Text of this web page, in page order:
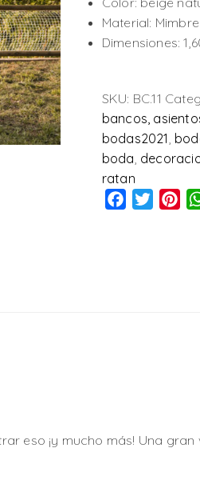
Material: Mimbre
Dimensiones:
SKU: BC.11
bancos,
bodas2021
boda
ratan
Facebook
Twitter
eso ¡y mucho más! Una